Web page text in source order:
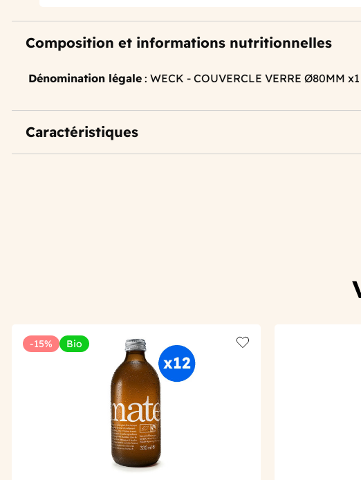
Composition et informations nutritionnelles
Dénomination légale : WECK - COUVERCLE VERRE Ø80MM x1
Caractéristiques
-15% Bio